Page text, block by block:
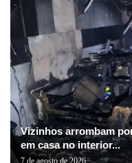
Vizinhos arrombam
em casa no interior...
7 de agosto de 2026